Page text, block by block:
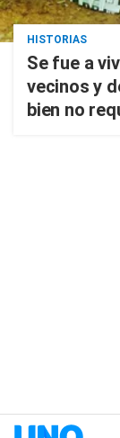
HISTORIAS
Se fue a
vecinos y
bien no